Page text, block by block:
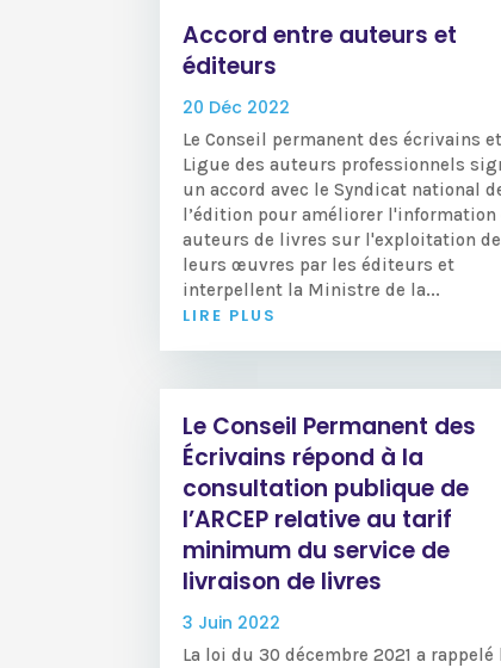
Accord entre auteurs et
éditeurs
20 Déc 2022
Le Conseil permanent des écrivains
Ligue des auteurs professionnels
un accord avec le Syndicat national
l’édition pour améliorer l'information
auteurs de livres sur l'exploitation de
leurs œuvres par les éditeurs et
interpellent la Ministre de la...
LIRE PLUS
Le Conseil Permanent des
Écrivains répond à la
consultation publique de
l’ARCEP relative au tarif
minimum du service de
livraison de livres
3 Juin 2022
La loi du 30 décembre 2021 a rappelé